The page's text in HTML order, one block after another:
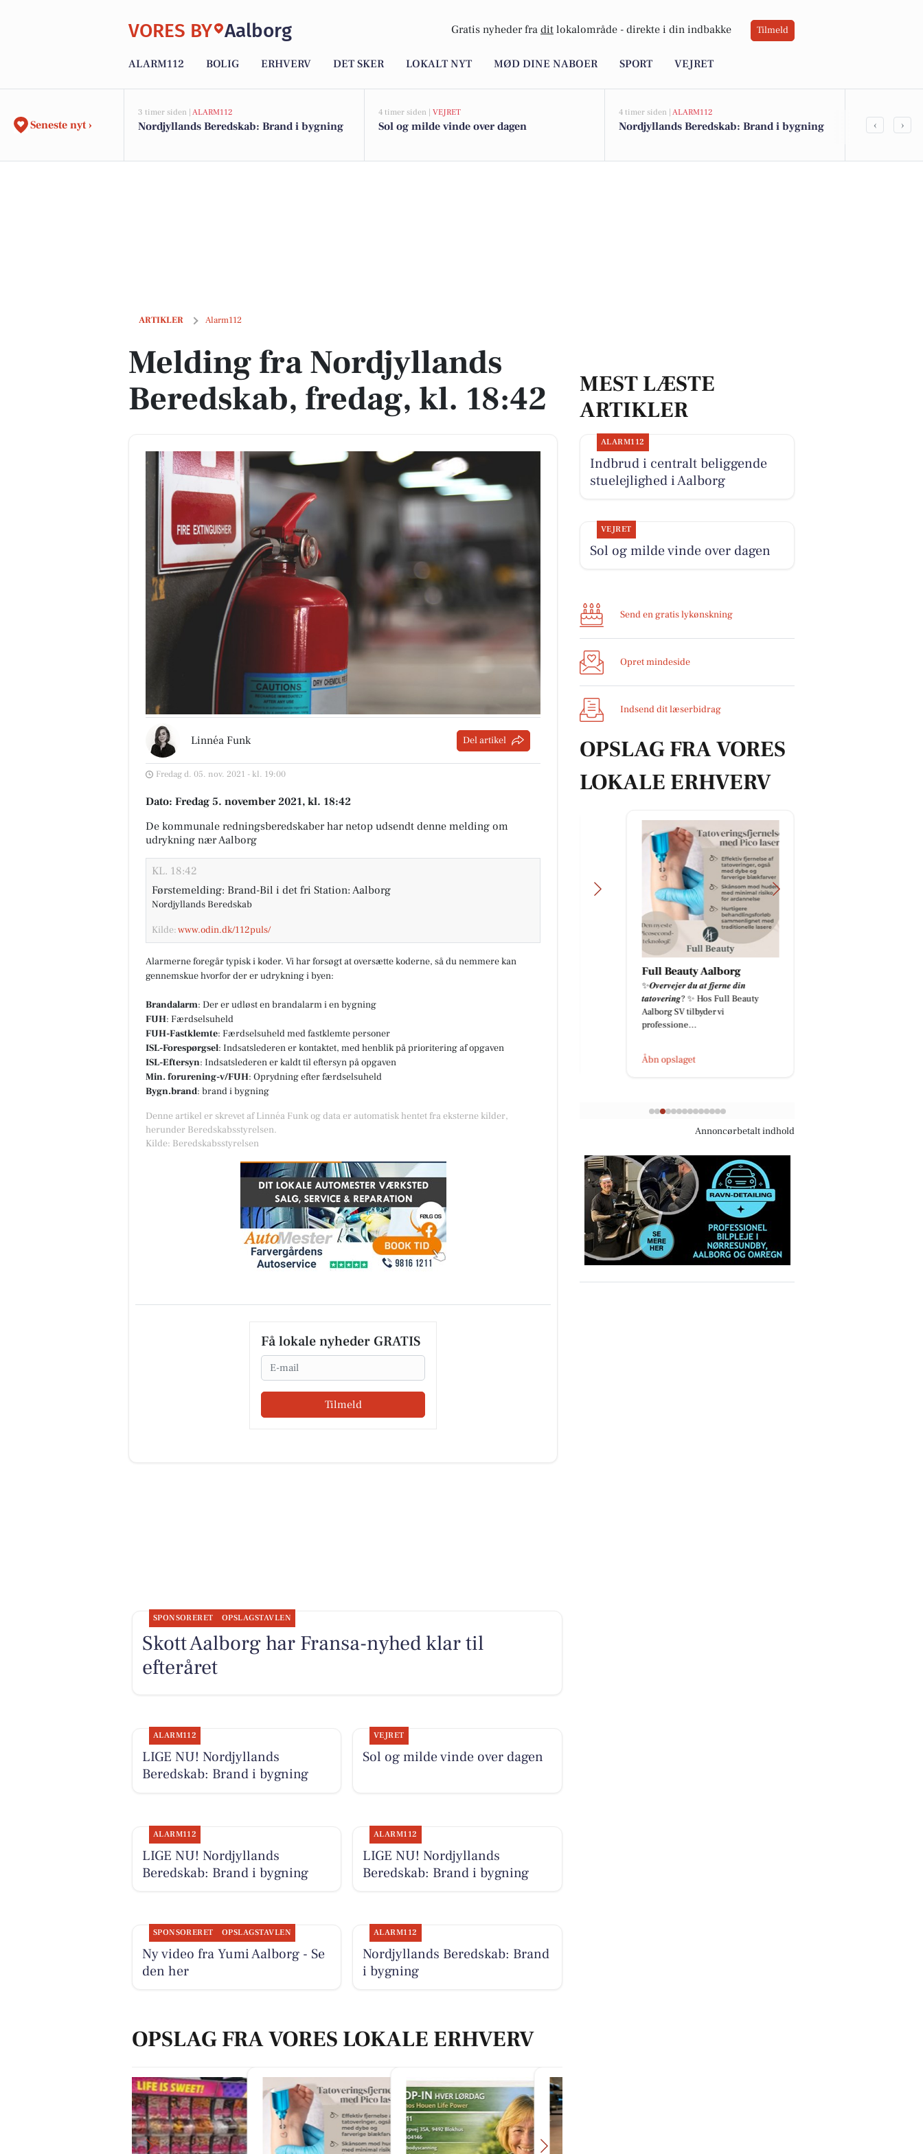
VORES BY Aalborg Gratis nyheder fra dit lokalområde - direkte i din indbakke Tilmeld
ALARM112 BOLIG ERHVERV DET SKER LOKALT NYT MØD DINE NABOER SPORT VEJRET
Seneste nyt ›
3 timer siden | ALARM112
Nordjyllands Beredskab: Brand i bygning
4 timer siden | VEJRET
Sol og milde vinde over dagen
4 timer siden | ALARM112
Nordjyllands Beredskab: Brand i bygning ‹ ›
ARTIKLER Alarm112
Melding fra Nordjyllands Beredskab, fredag, kl. 18:42
Melding fra Nordjyllands
Beredskab, fredag, kl. 18:42
Linnéa Funk Del artikel
Fredag d. 05. nov. 2021 - kl. 19:00
Dato: Fredag 5. november 2021, kl. 18:42
De kommunale redningsberedskaber har netop udsendt denne melding om
udrykning nær Aalborg
KL. 18:42
Førstemelding: Brand-Bil i det fri Station: Aalborg
Nordjyllands Beredskab
Kilde:www.odin.dk/112puls/
Alarmerne foregår typisk i koder. Vi har forsøgt at oversætte koderne, så du nemmere kan
gennemskue hvorfor der er udrykning i byen:
Brandalarm: Der er udløst en brandalarm i en bygning
FUH: Færdselsuheld
FUH-Fastklemte: Færdselsuheld med fastklemte personer
ISL-Forespørgsel: Indsatslederen er kontaktet, med henblik på prioritering af opgaven
ISL-Eftersyn: Indsatslederen er kaldt til eftersyn på opgaven
Min. forurening-v/FUH: Oprydning efter færdselsuheld
Bygn.brand: brand i bygning
Denne artikel er skrevet af Linnéa Funk og data er automatisk hentet fra eksterne kilder,
herunder Beredskabsstyrelsen.
Kilde: Beredskabsstyrelsen
Få lokale nyheder GRATIS
Email
Tilmeld
MEST LÆSTE
ARTIKLER
ALARM112
Indbrud i centralt beliggende
stuelejlighed i Aalborg
VEJRET
Sol og milde vinde over dagen
Send en gratis lykønskning
Opret mindeside
Indsend dit læserbidrag
OPSLAG FRA VORES
LOKALE ERHVERV
FrAAderen - Kastetvej
FrAAdere 🚨 Er du en af dem, der
ikke kan få nok af vores Chopped
Cheese? Så læs lige med....
Åbn opslaget
Full Beauty Aalborg
✨𝑶𝒗𝒆𝒓𝒗𝒆𝒋𝒆𝒓 𝒅𝒖 𝒂𝒕 𝒇𝒋𝒆𝒓𝒏𝒆 𝒅𝒊𝒏
𝒕𝒂𝒕𝒐𝒗𝒆𝒓𝒊𝒏𝒈? ✨ Hos Full Beauty
Aalborg SV tilbyder vi
professione...
Åbn opslaget
Annoncørbetalt indhold
SPONSORERET OPSLAGSTAVLEN
Skott Aalborg har Fransa-nyhed klar til
efteråret
ALARM112
LIGE NU! Nordjyllands
Beredskab: Brand i bygning
VEJRET
Sol og milde vinde over dagen
ALARM112
LIGE NU! Nordjyllands
Beredskab: Brand i bygning
ALARM112
LIGE NU! Nordjyllands
Beredskab: Brand i bygning
SPONSORERET OPSLAGSTAVLEN
Ny video fra Yumi Aalborg - Se
den her
ALARM112
Nordjyllands Beredskab: Brand
i bygning
OPSLAG FRA VORES LOKALE ERHVERV